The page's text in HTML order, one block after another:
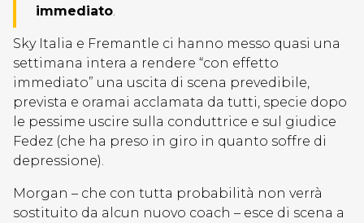
immediato.
Sky Italia e Fremantle ci hanno messo quasi una
settimana intera a rendere “con effetto
immediato” una uscita di scena prevedibile,
prevista e oramai acclamata da tutti, specie dopo
le pessime uscire sulla conduttrice e sul giudice
Fedez (che ha preso in giro in quanto soffre di
depressione).
Morgan – che con tutta probabilità non verrà
sostituito da alcun nuovo coach – esce di scena a